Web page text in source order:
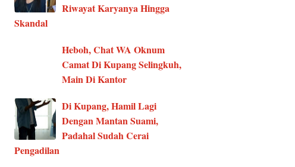
Riwayat Karyanya Hingga
Skandal
Heboh, Chat WA Oknum
Camat Di Kupang Selingkuh,
Main Di Kantor
Di Kupang, Hamil Lagi
Dengan Mantan Suami,
Padahal Sudah Cerai
Pengadilan